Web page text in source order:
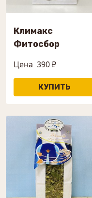
Климакс
Фитосбор
Цена 390 ₽